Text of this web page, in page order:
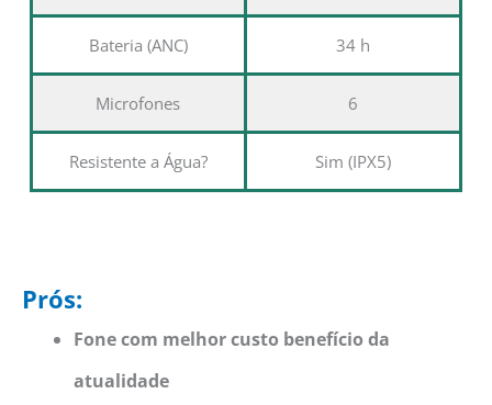
Bateria (ANC) 34 h
Microfones 6
Resistente a Água? Sim (IPX5)
Prós:
Fone com melhor custo benefício da
atualidade